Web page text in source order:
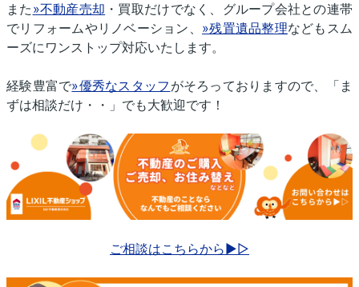
また »不動産売却 ・買取だけでなく、グループ会社との連帯
でリフォームやリノベーション、 »残置遺品整理などもスム
ーズにワンストップ対応いたします。
経験豊富で»優秀なスタッフ がそろっておりますので、「ま
ずは相談だけ・・」でも大歓迎です！
ご相談はこちらから▶▷